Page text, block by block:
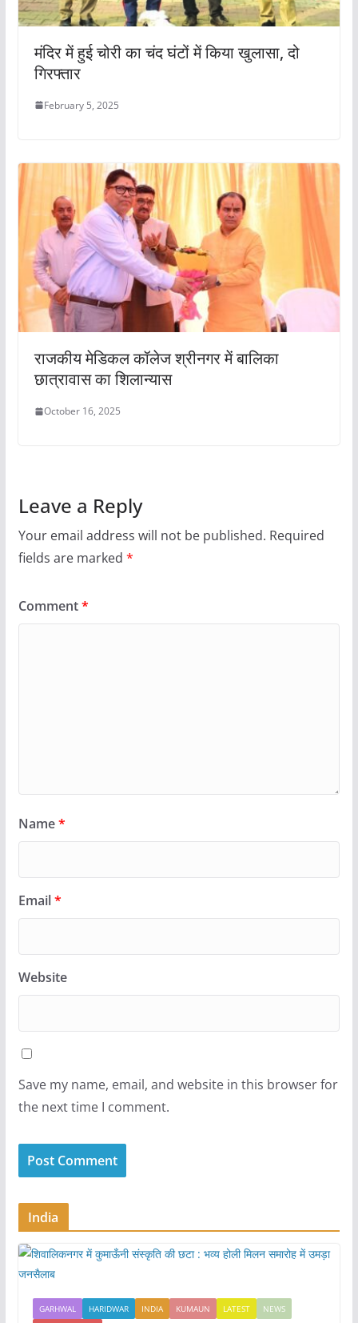
मंदिर में हुई चोरी का चंद घंटों में किया खुलासा, दो
गिरफ्तार
February 5, 2025
राजकीय मेडिकल कॉलेज श्रीनगर में बालिका
छात्रावास का शिलान्यास
October 16, 2025
Leave a Reply
Your email address will not be published. Required
fields are marked *
Comment*
Name*
Email*
Website
Save my name, email, and website in this browser for
the next time I comment.
India
GARHWAL HARIDWAR INDIA KUMAUN LATEST
NEWS